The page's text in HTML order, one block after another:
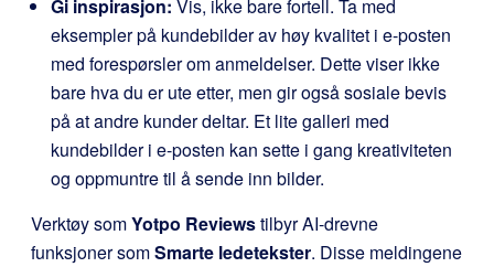
Gi inspirasjon: Vis, ikke bare fortell. Ta med
eksempler på kundebilder av høy kvalitet i e-posten
med forespørsler om anmeldelser. Dette viser ikke
bare hva du er ute etter, men gir også sosiale bevis
på at andre kunder deltar. Et lite galleri med
kundebilder i e-posten kan sette i gang kreativiteten
og oppmuntre til å sende inn bilder.
Verktøy somYotpo Reviewstilbyr AI-drevne
funksjoner somSmarte ledetekster. Disse meldingene